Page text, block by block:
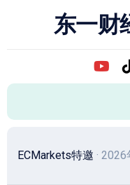
东一财
ECMarkets特邀 ·